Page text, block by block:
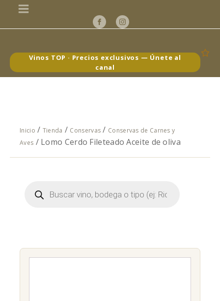
Vinos TOP · Precios exclusivos — Únete al
canal
Inicio / Tienda / Conservas / Conservas de Carnes y
Aves / Lomo Cerdo Fileteado Aceite de oliva
Búsqueda